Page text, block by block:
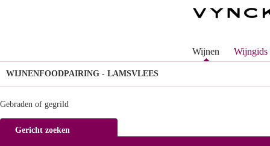
Wijnen Wijngids
WIJNENFOODPAIRING - LAMSVLEES
Gebraden of gegrild
Gericht zoeken